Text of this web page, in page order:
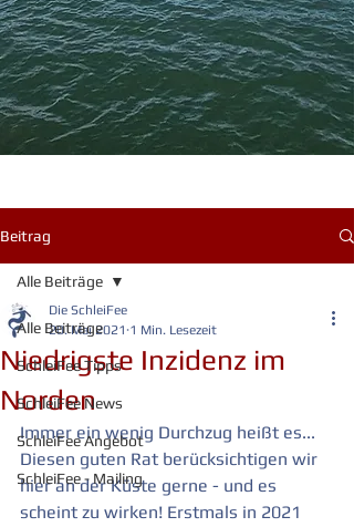
Beitrag
Alle Beiträge
SchleiFee Tipps
SchleiFee News
SchleiFee Angebot
SchleiFee - Mailing
Alle Beiträge
Niedrigste Inzidenz im
Norden
Die SchleiFee
20. Mai 2021 1 Min. Lesezeit
Immer ein wenig Durchzug heißt es...
Diesen guten Rat berücksichtigen wir
hier an der Küste gerne - und es
scheint zu wirken! Erstmals in 2021